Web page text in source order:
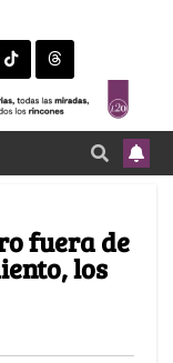
fuera de
los